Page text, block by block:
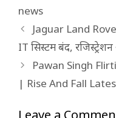
news
Jaguar Land
IT सिस्टम बंद,
Pawan Singh
| Rise And Fall